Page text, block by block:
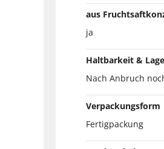
aus
ja
Haltbarkeit &
Nach Anbruch
Verpackungsform
Fertigpackung